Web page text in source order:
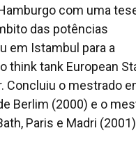
com uma
das potências
em Istambul para a
think tank European
Concluiu o mestrado
Berlim (2000) e o
Paris e Madri